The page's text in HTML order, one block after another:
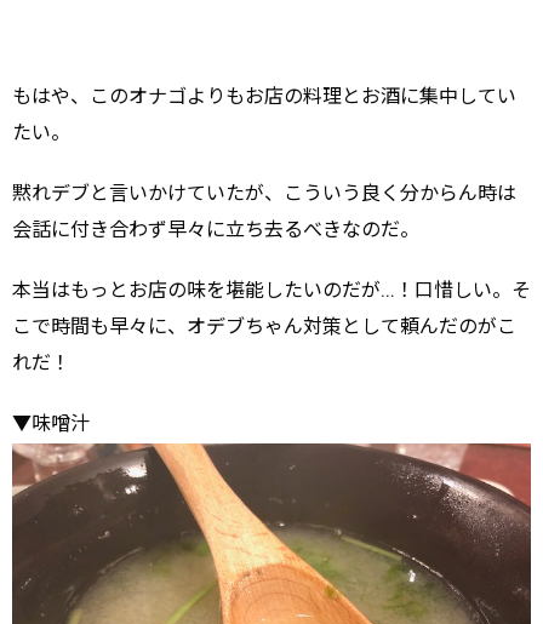
もはや、このオナゴよりもお店の料理とお酒に集中してい
たい。
黙れデブと言いかけていたが、こういう良く分からん時は
会話に付き合わず早々に立ち去るべきなのだ。
本当はもっとお店の味を堪能したいのだが…！口惜しい。そ
こで時間も早々に、オデブちゃん対策として頼んだのがこ
れだ！
▼味噌汁